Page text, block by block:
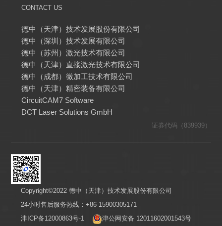
CONTACT US
德中（天津）技术发展股份有限公司
德中（深圳）技术发展有限公司
德中（苏州）激光技术有限公司
德中（天津）直接激光技术有限公司
德中（成都）微加工技术有限公司
德中（天津）精密装备有限公司
CircuitCAM7 Software
DCT Laser Solutions GmbH
证券代码（839939）
Copyright©2022 德中（天津）技术发展股份有限公司
24小时售后服务热线：+86 15900305171
津ICP备12000863号-1
津公网安备 12011602001543号